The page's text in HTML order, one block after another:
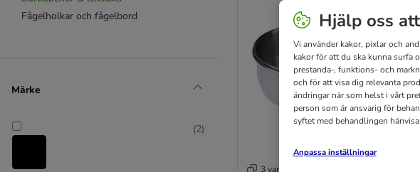
Fågelholkar och fågelbord
Märke
(2)
3 varianter
Hjälp oss
Vi använder kakor, pixlar och
kakor för att du ska kunna surfa
prestanda-, funktions- och
och för att visa dig relevanta
ändringar när som helst i vårt
person som är ansvarig för
syftet med behandlingen
Anpassa inställningar